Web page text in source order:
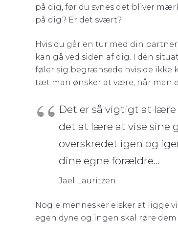
på dig, før du synes det bliver
på dig? Er det svært?
Hvis du går en tur med din
kan gå ved siden af dig. I dén
føler sig begrænsede hvis de ikke
tæt man ønsker at være, når man
Det er så vigtigt at
det at lære at vise sine
overskredet igen og
dine egne forældre…
Jael Lauritzen
Nogle mennesker elsker at ligge
egen dyne og ingen skal røre dem